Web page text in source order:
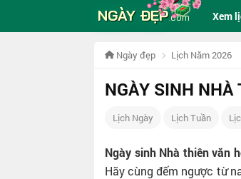
NGÀY ĐẸP.com Xem
Ngày đẹp Lịch Năm 2026
NGÀY SINH NHÀ
Lịch Ngày Lịch Tuần
Ngày sinh Nhà thiên văn
Hãy cùng đếm ngược từ